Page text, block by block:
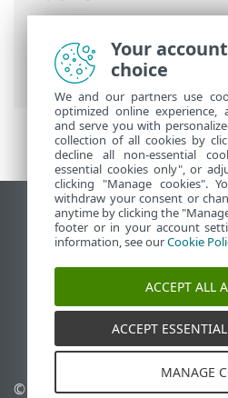
ESET PROTECT 사용>
메뉴>작업>클라이언트
데스크톱 사이트 보기
End of Life
ESET 지식 베이스
ESET Status Portal
국가별 지원
© 1992 - 2026 ESET, spol. s
Your
choice
We and our partners use
optimized online experience,
and serve you with
collection of all cookies by
decline all non-essential
essential cookies only", or
clicking "Manage cookies".
withdraw your consent or
anytime by clicking the
footer or in your account
information, see ourCookie
ACCEPT ALL
ACCEPT
MANAGE